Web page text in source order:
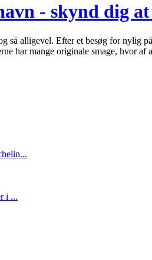
- skynd dig at
så alligevel. Efter et besøg for nylig
har mange originale smage, hvor af
i ...